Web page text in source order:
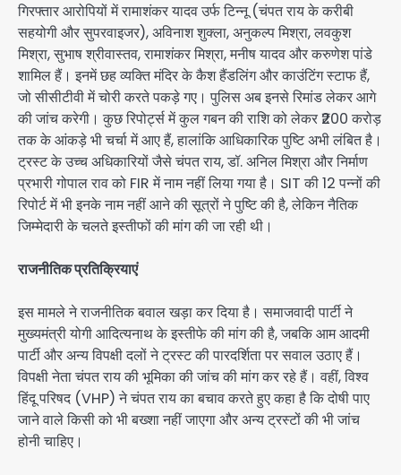
गिरफ्तार आरोपियों में रामाशंकर यादव उर्फ टिन्नू (चंपत राय के करीबी
सहयोगी और सुपरवाइजर), अविनाश शुक्ला, अनुकल्प मिश्रा, लवकुश
मिश्रा, सुभाष श्रीवास्तव, रामाशंकर मिश्रा, मनीष यादव और करुणेश पांडे
शामिल हैं। इनमें छह व्यक्ति मंदिर के कैश हैंडलिंग और काउंटिंग स्टाफ हैं,
जो सीसीटीवी में चोरी करते पकड़े गए। पुलिस अब इनसे रिमांड लेकर आगे
की जांच करेगी। कुछ रिपोर्ट्स में कुल गबन की राशि को लेकर ₹200 करोड़
तक के आंकड़े भी चर्चा में आए हैं, हालांकि आधिकारिक पुष्टि अभी लंबित है।
ट्रस्ट के उच्च अधिकारियों जैसे चंपत राय, डॉ. अनिल मिश्रा और निर्माण
प्रभारी गोपाल राव को FIR में नाम नहीं लिया गया है। SIT की 12 पन्नों की
रिपोर्ट में भी इनके नाम नहीं आने की सूत्रों ने पुष्टि की है, लेकिन नैतिक
जिम्मेदारी के चलते इस्तीफों की मांग की जा रही थी।
राजनीतिक प्रतिक्रियाएं
इस मामले ने राजनीतिक बवाल खड़ा कर दिया है। समाजवादी पार्टी ने
मुख्यमंत्री योगी आदित्यनाथ के इस्तीफे की मांग की है, जबकि आम आदमी
पार्टी और अन्य विपक्षी दलों ने ट्रस्ट की पारदर्शिता पर सवाल उठाए हैं।
विपक्षी नेता चंपत राय की भूमिका की जांच की मांग कर रहे हैं। वहीं, विश्व
हिंदू परिषद (VHP) ने चंपत राय का बचाव करते हुए कहा है कि दोषी पाए
जाने वाले किसी को भी बख्शा नहीं जाएगा और अन्य ट्रस्टों की भी जांच
होनी चाहिए।